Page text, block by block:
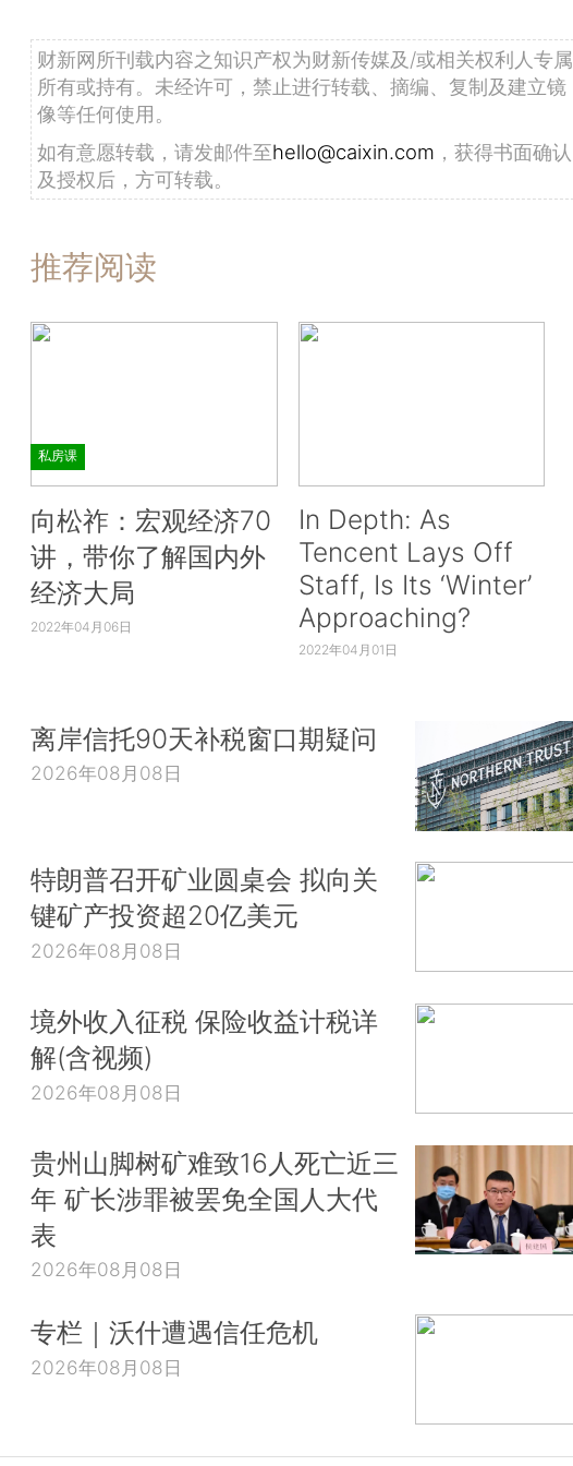
财新网所刊载内容之知识产权为财新传媒及/或相关权利人专属
所有或持有。未经许可，禁止进行转载、摘编、复制及建立镜
像等任何使用。
如有意愿转载，请发邮件至hello@caixin.com ，获得书面确认
及授权后，方可转载。
推荐阅读
私房课
向松祚：宏观经济70
讲，带你了解国内外
经济大局
2022年04月06日
In Depth: As
Tencent Lays Off
Staff, Is Its ‘Winter’
Approaching?
2022年04月01日
离岸信托90天补税窗口期疑问
2026年08月08日
特朗普召开矿业圆桌会 拟向关
键矿产投资超20亿美元
2026年08月08日
境外收入征税 保险收益计税详
解(含视频)
2026年08月08日
贵州山脚树矿难致16人死亡近三
年 矿长涉罪被罢免全国人大代
表
2026年08月08日
专栏｜沃什遭遇信任危机
2026年08月08日